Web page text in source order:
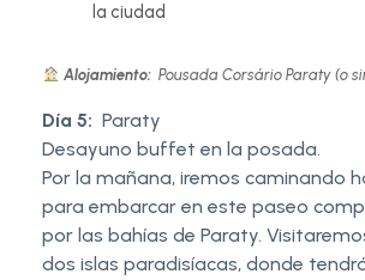
la ciudad
Alojamiento: Pousada Corsário Paraty (o
Día 5: Paraty
Desayuno buffet en la posada.
Por la mañana, iremos caminando
para embarcar en este paseo
por las bahías de Paraty.
dos islas paradisíacas, donde